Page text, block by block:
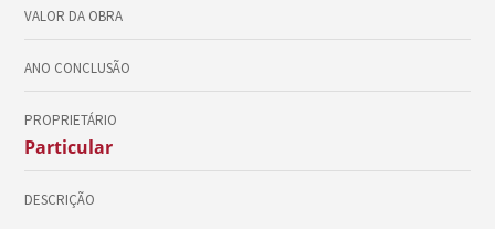
VALOR DA OBRA
ANO CONCLUSÃO
PROPRIETÁRIO
Particular
DESCRIÇÃO